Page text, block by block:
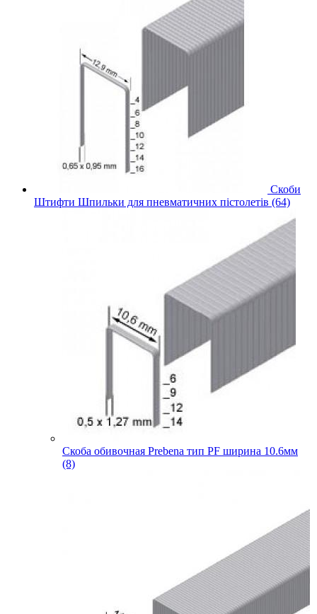
Скоби
Штифти Шпильки для пневматичних пістолетів (64)
Скоба обивочная Prebena тип PF ширина 10.6мм
(8)